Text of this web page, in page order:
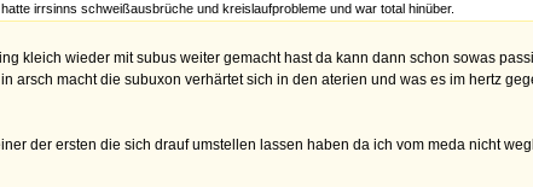
irrsinns schweißausbrüche und kreislaufprobleme und war total hinüber.
kleich wieder mit subus weiter gemacht hast da kann dann schon sowas
macht die subuxon verhärtet sich in den aterien und was es im hertz
der ersten die sich drauf umstellen lassen haben da ich vom meda nicht